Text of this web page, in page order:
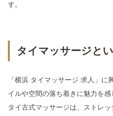
す。
タイマッサージと
「横浜 タイマッサージ 求人」
イルや空間の落ち着きに魅力を感
タイ古式マッサージは、ストレ